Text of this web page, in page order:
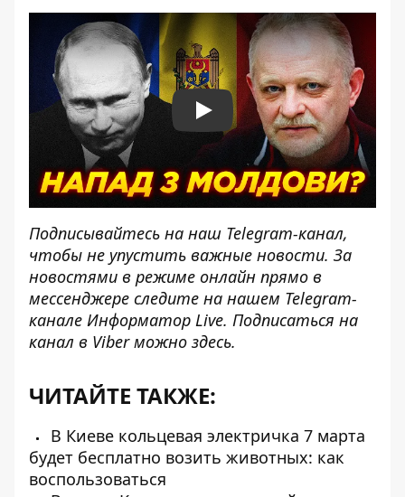
Play
Подписывайтесь на наш Telegram-канал,
чтобы не упустить важные новости. За
новостями в режиме онлайн прямо в
мессенджере следите на нашем Telegram-
канале Информатор Live. Подписаться на
канал в Viber можно здесь.
ЧИТАЙТЕ ТАКЖЕ:
В Киеве кольцевая электричка 7 марта
будет бесплатно возить животных: как
воспользоваться